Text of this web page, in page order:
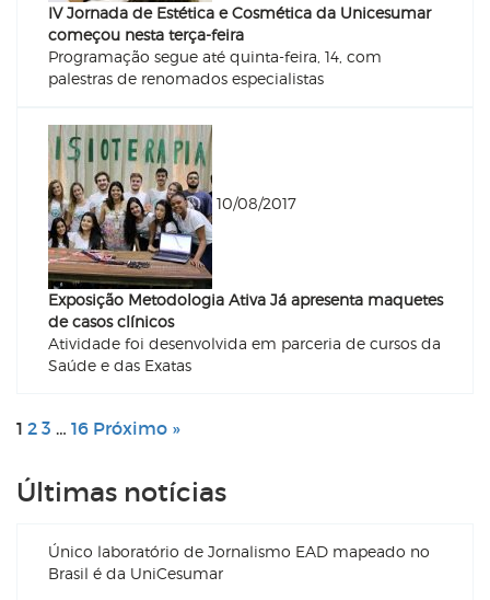
IV Jornada de Estética e Cosmética da Unicesumar
começou nesta terça-feira
Programação segue até quinta-feira, 14, com
palestras de renomados especialistas
10/08/2017
Exposição Metodologia Ativa Já apresenta maquetes
de casos clínicos
Atividade foi desenvolvida em parceria de cursos da
Saúde e das Exatas
1 2 3 … 16 Próximo »
Últimas notícias
Único laboratório de Jornalismo EAD mapeado no
Brasil é da UniCesumar